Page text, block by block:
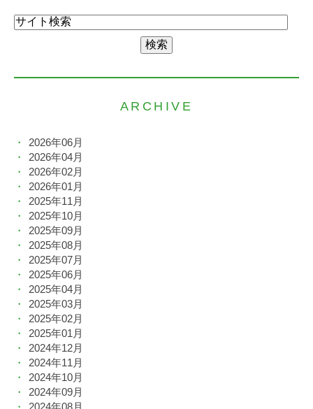
ARCHIVE
2026年06月
2026年04月
2026年02月
2026年01月
2025年11月
2025年10月
2025年09月
2025年08月
2025年07月
2025年06月
2025年04月
2025年03月
2025年02月
2025年01月
2024年12月
2024年11月
2024年10月
2024年09月
2024年08月